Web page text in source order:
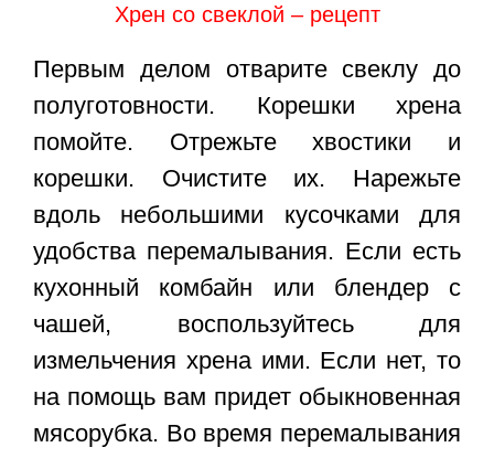
Хрен со свеклой – рецепт
Первым делом отварите свеклу до
полуготовности. Корешки хрена
помойте. Отрежьте хвостики и
корешки. Очистите их. Нарежьте
вдоль небольшими кусочками для
удобства перемалывания. Если есть
кухонный комбайн или блендер с
чашей, воспользуйтесь для
измельчения хрена ими. Если нет, то
на помощь вам придет обыкновенная
мясорубка. Во время перемалывания